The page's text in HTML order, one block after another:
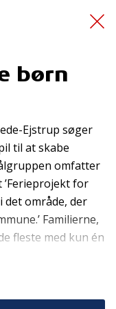
børn
Ejstrup søger
til at skabe
omfatter
for
det område, der
Familierne,
fleste med kun én
indtægt eller
andre